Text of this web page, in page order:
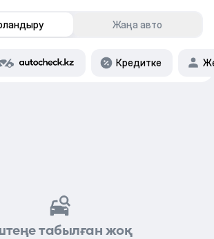
Жаңа авто
Кредитке
табылған жоқ